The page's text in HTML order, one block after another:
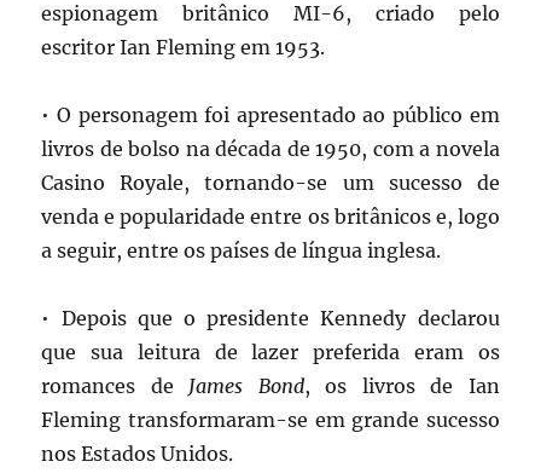
espionagem britânico MI-6, criado pelo
escritor Ian Fleming em 1953.
• O personagem foi apresentado ao público em
livros de bolso na década de 1950, com a novela
Casino Royale, tornando-se um sucesso de
venda e popularidade entre os britânicos e, logo
a seguir, entre os países de língua inglesa.
• Depois que o presidente Kennedy declarou
que sua leitura de lazer preferida eram os
romances de James Bond, os livros de Ian
Fleming transformaram-se em grande sucesso
nos Estados Unidos.